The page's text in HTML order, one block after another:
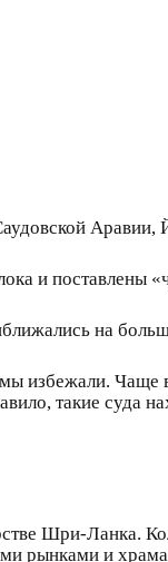
и поставлены
на
избежали. Чаще
такие суда
Шри-Ланка.
рынками и